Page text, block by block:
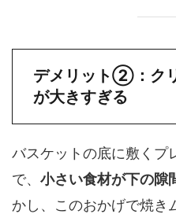
デメリット②：ク
が大きすぎる
バスケットの底に敷くプ
で、 小さい食材が下の隙
かし、このおかげで焼き